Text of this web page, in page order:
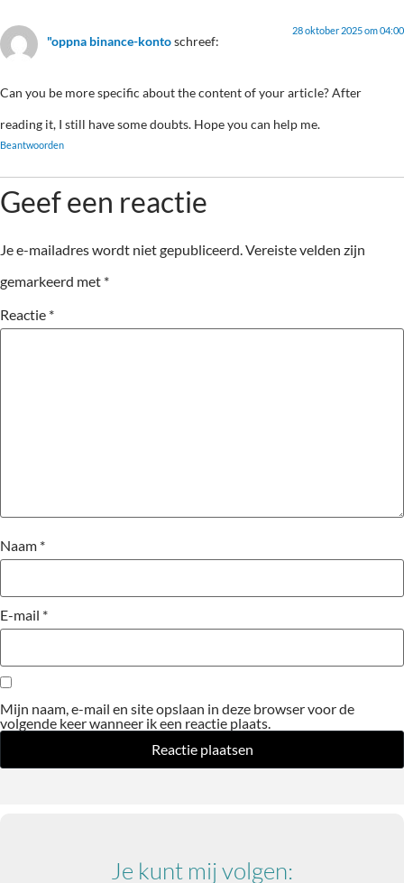
"oppna binance-kontoschreef:
28 oktober 2025 om 04:00
Can you be more specific about the content of your article? After
reading it, I still have some doubts. Hope you can help me.
Beantwoorden
Geef een reactie
Je e-mailadres wordt niet gepubliceerd. Vereiste velden zijn
gemarkeerd met *
Reactie *
Naam *
E-mail *
Mijn naam, e-mail en site opslaan in deze browser voor de
volgende keer wanneer ik een reactie plaats.
Je kunt mij volgen: